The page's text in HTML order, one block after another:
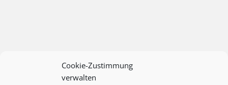
Cookie-Zustimmung
verwalten